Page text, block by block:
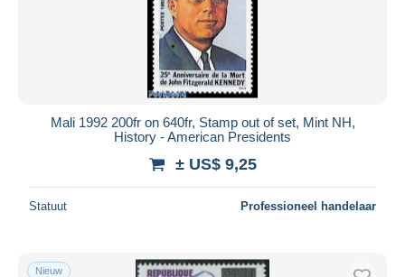
Mali 1992 200fr on 640fr, Stamp out of set, Mint NH,
History - American Presidents
± US$ 9,25
Statuut Professioneel handelaar
Nieuw